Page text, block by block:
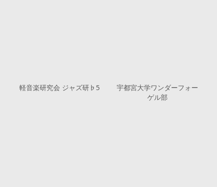
軽音楽研究会 ジャズ研♭5
宇都宮大学ワンダーフォー
ゲル部